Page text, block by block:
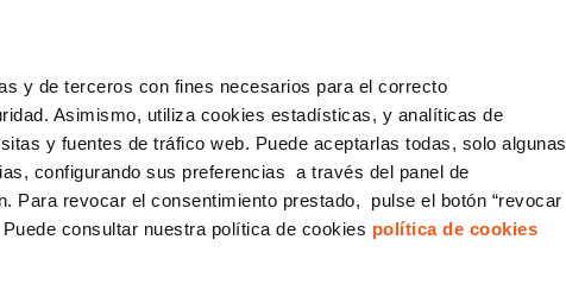
y de terceros con fines necesarios para el correcto
Asimismo, utiliza cookies estadísticas, y analíticas de
y fuentes de tráfico web. Puede aceptarlas todas, solo algunas
configurando sus preferencias a través del panel de
Para revocar el consentimiento prestado, pulse el botón “revocar
consultar nuestra política de cookies política de cookies
CONSULTORÍA ECOMMERCE LSSI CANAL DENUNCIAS